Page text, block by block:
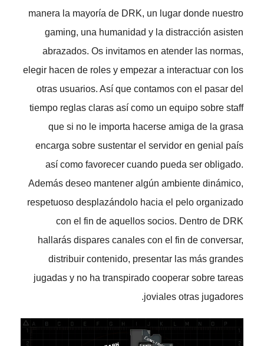
manera la mayoría de DRK, un lugar donde nuestro
gaming, una humanidad y la distracción asisten
abrazados. Os invitamos en atender las normas,
elegir hacen de roles y empezar a interactuar con los
otras usuarios. Así que contamos con el pasar del
tiempo reglas claras así­ como un equipo sobre staff
que si no le importa hacerse amiga de la grasa
encarga sobre sustentar el servidor en genial país
así­ como favorecer cuando pueda ser obligado.
Además deseo mantener algún ambiente dinámico,
respetuoso desplazándolo hacia el pelo organizado
con el fin de aquellos socios. Dentro de DRK
hallarás dispares canales con el fin de conversar,
distribuir contenido, presentar las más grandes
jugadas y no ha transpirado cooperar sobre tareas
joviales otras jugadores.